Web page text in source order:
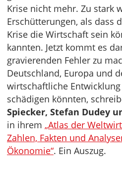
Krise nicht mehr. Zu stark
Erschütterungen, als dass
Krise die Wirtschaft sein
kannten. Jetzt kommt es
gravierenden Fehler zu
Deutschland, Europa und
wirtschaftliche
schädigen könnten,
Spiecker, Stefan Dudey
in ihrem „Atlas der
Zahlen, Fakten und
Ökonomie“. Ein Auszug.